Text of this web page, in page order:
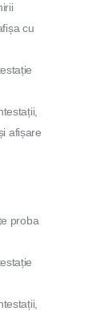
cu
afișare
proba